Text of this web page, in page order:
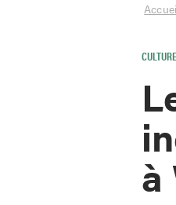
CULTURE
à